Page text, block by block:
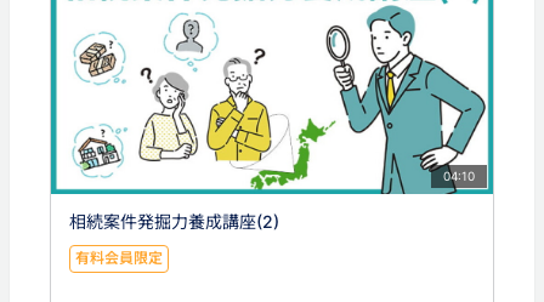
04:10
相続案件発掘力養成講座(2)
有料会員限定